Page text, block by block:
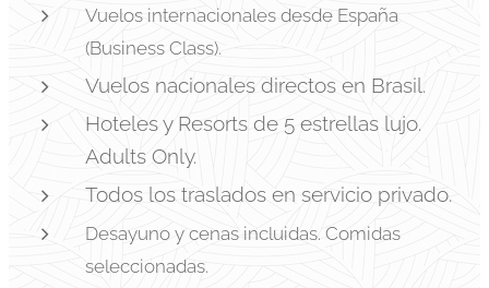
Vuelos internacionales desde España
(Business Class).
Vuelos nacionales directos en Brasil.
Hoteles y Resorts de 5 estrellas lujo.
Adults Only.
Todos los traslados en servicio privado.
Desayuno y cenas incluidas. Comidas
seleccionadas.